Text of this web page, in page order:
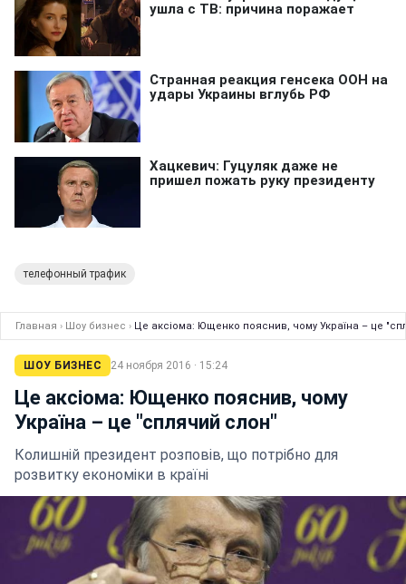
телефонный трафик
Главная › Шоу бизнес › Це аксіома: Ющенко пояснив, чому Україна – це
ШОУ БИЗНЕС 24 ноября 2016 · 15:24
Це аксіома: Ющенко пояснив, чому
Україна – це "сплячий слон"
Колишній президент розповів, що потрібно для
розвитку економіки в країні